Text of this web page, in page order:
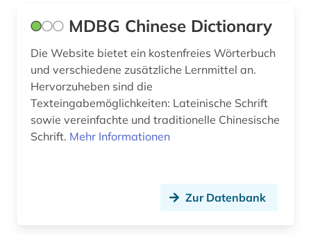
geschichte (4)
geschichte &lt;1731-1869&gt; (1)
geschichte 1400-2015 (1)
geschichte 1500-1640 (1)
geschichte 1500-1900 (1)
geschichte 1535-1820 (1)
MDBG Chinese Dictionary
Die Website bietet ein kostenfreies Wörterbuch
und verschiedene zusätzliche Lernmittel an.
Hervorzuheben sind die
Texteingabemöglichkeiten: Lateinische Schrift
sowie vereinfachte und traditionelle Chinesische
Schrift. Mehr Informationen
Zur Datenbank